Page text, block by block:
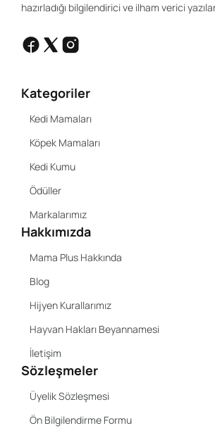
hazırladığı bilgilendirici ve ilham verici
Kategoriler
Kedi Mamaları
Köpek Mamaları
Kedi Kumu
Ödüller
Markalarımız
Hakkımızda
Mama Plus Hakkında
Blog
Hijyen Kurallarımız
Hayvan Hakları Beyannamesi
İletişim
Sözleşmeler
Üyelik Sözleşmesi
Ön Bilgilendirme Formu